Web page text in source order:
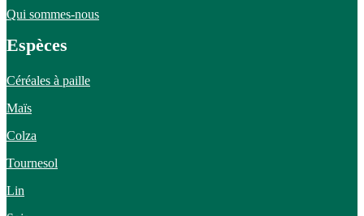
Qui sommes-nous
Espèces
Céréales à paille
Maïs
Colza
Tournesol
Lin